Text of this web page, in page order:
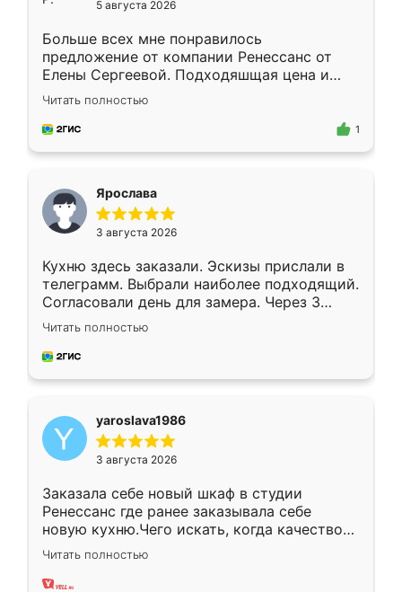
5 августа 2026
Больше всех мне понравилось
предложение от компании Ренессанс от
Елены Сергеевой. Подходяшщая цена и
короткие сроки изготовления. Приехавший
для замера сотрудник Владислав
предложил по моему эскизу самый
Читать полностью
1
Ярослава
3 августа 2026
Кухню здесь заказали. Эскизы прислали в
телеграмм. Выбрали наиболее подходящий.
Согласовали день для замера. Через 3
недели кухня была уже готова. Остались
довольны работой. Спасибо Ренессанс
мебель за качественную работу!
Читать полностью
yaroslava1986
3 августа 2026
Заказала себе новый шкаф в студии
Ренессанс где ранее заказывала себе
новую кухню.Чего искать, когда качеством
вполне довольна. Служит кухня уже почти
два года, нареканий нет.
Читать полностью